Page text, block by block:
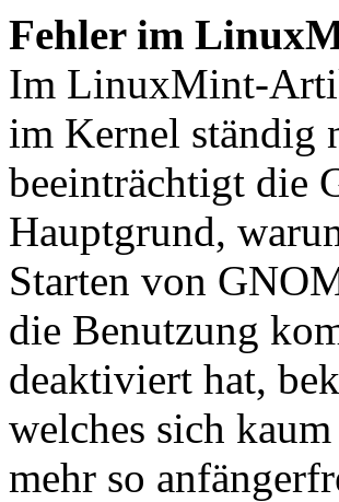
Fehler im
Im LinuxMint-
im Kernel ständig
beeinträchtigt die
Hauptgrund,
Starten von
die Benutzung
deaktiviert hat,
welches sich
mehr so